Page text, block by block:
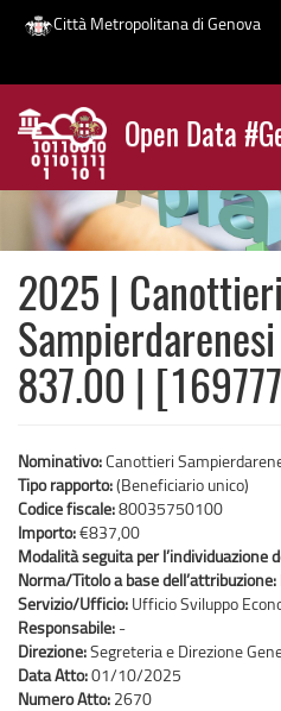
Salta
contenuto
principale
Città Metropolitana di Genova
Open Data
News
2025 | Canottieri
837.00 |
Nominativo:Canottieri
Tipo rapporto:(Beneficiario unico)
Codice fiscale:80035750100
Importo:€837,00
Modalità seguita per l’individuazione
Norma/Titolo a base dell’attribuzione:
Servizio/Ufficio: Ufficio Sviluppo
Responsabile: -
Direzione:Segreteria e Direzione
Data Atto:01/10/2025
Numero Atto: 2670